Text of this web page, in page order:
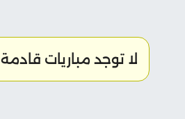
لا توجد مباريات قادمة